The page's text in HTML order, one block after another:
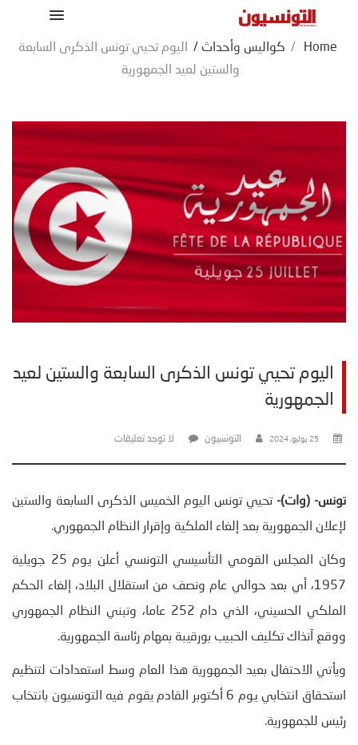
Home
/ كواليس وأحداث /
اليوم تحيي تونس الذكرى السابعة
والستين لعيد الجمهورية
اليوم تحيي تونس الذكرى السابعة والستين لعيد
الجمهورية
25 يوليو، 2024 التونسيون لا توجد تعليقات
تونس- (وات)- تحيي تونس اليوم الخميس الذكرى السابعة والستين
لإعلان الجمهورية بعد إلغاء الملكية وإقرار النظام الجمهوري.
وكان المجلس القومي التأسيسي التونسي أعلن يوم 25 جويلية
1957، أي بعد حوالي عام ونصف من استقلال البلاد، إلغاء الحكم
الملكي الحسيني، الذي دام 252 عاما، وتبني النظام الجمهوري
ووقع آنذاك تكليف الحبيب بورقيبة بمهام رئاسة الجمهورية.
ويأتي الاحتفال بعيد الجمهورية هذا العام وسط استعدادات لتنظيم
استحقاق انتخابي يوم 6 أكتوبر القادم يقوم فيه التونسيون بانتخاب
رئيس للجمهورية.